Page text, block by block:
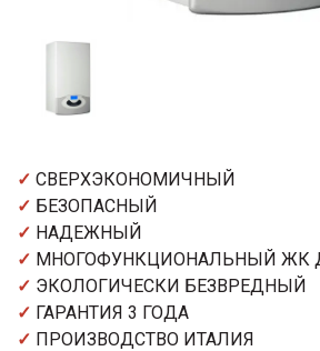
✓ СВЕРХЭКОНОМИЧНЫЙ
✓ БЕЗОПАСНЫЙ
✓ НАДЕЖНЫЙ
✓ МНОГОФУНКЦИОНАЛЬНЫЙ ЖК
✓ ЭКОЛОГИЧЕСКИ БЕЗВРЕДНЫЙ
✓ ГАРАНТИЯ 3 ГОДА
✓ ПРОИЗВОДСТВО ИТАЛИЯ